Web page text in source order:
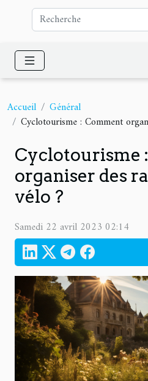
Accueil
Général
Cyclotourisme : Comment
Cyclotourisme
organiser des
vélo ?
Samedi 22 avril 2023 02:14